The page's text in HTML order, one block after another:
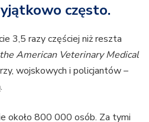
często.
3,5 razy częściej niż reszta
American Veterinary Medical
wojskowych i policjantów –
około 800 000 osób. Za tymi